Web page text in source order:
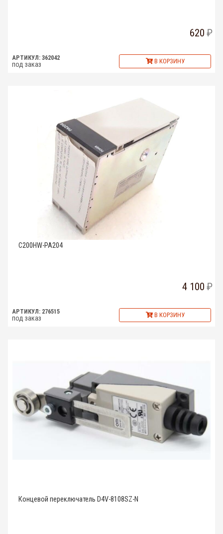
620
АРТИКУЛ: 362042
под заказ В КОРЗИНУ
C200HW-PA204
4 100
АРТИКУЛ: 276515
под заказ В КОРЗИНУ
Концевой переключатель D4V-8108SZ-N